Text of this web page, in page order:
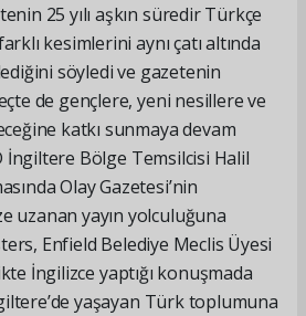
25 yılı aşkın süredir Türkçe
kesimlerini aynı çatı altında
söyledi ve gazetenin
de gençlere, yeni nesillere ve
katkı sunmaya devam
İngiltere Bölge Temsilcisi Halil
Olay Gazetesi’nin
uzanan yayın yolculuğuna
Enfield Belediye Meclis Üyesi
İngilizce yaptığı konuşmada
yaşayan Türk toplumuna